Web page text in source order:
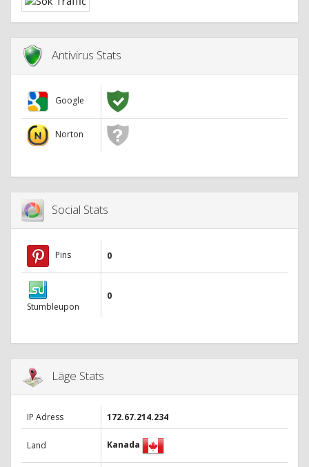
Antivirus Stats
Google
Norton
Social Stats
Pins 0
Stumbleupon
0
Läge Stats
IP Adress 172.67.214.234
Land Kanada